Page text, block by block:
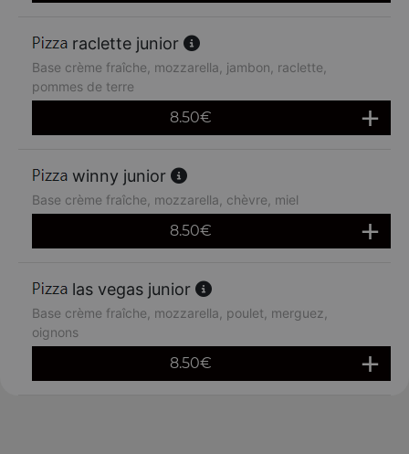
raclette junior
Base crème fraîche, mozzarella, jambon, raclette,
pommes de terre
8.50€
winny junior
Base crème fraîche, mozzarella, chèvre, miel
8.50€
las vegas junior
Base crème fraîche, mozzarella, poulet, merguez,
oignons
8.50€